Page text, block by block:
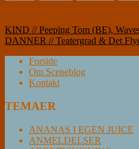
Indlægsnavigation
KIND // Peeping Tom (BE),
DANNER // Teatergrad & Det
Forside
Om Sceneblog
Kontakt
TEMAER
ANANAS I EGEN JUICE
ANMELDELSER